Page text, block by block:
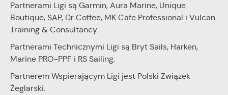
Partnerami Ligi są Garmin, Aura Marine, Unique
Boutique, SAP, Dr Coffee, MK Cafe Professional i Vulcan
Training & Consultancy.
Partnerami Technicznymi Ligi są Bryt Sails, Harken,
Marine PRO-PPF i RS Sailing.
Partnerem Wspierającym Ligi jest Polski Związek
Żeglarski.